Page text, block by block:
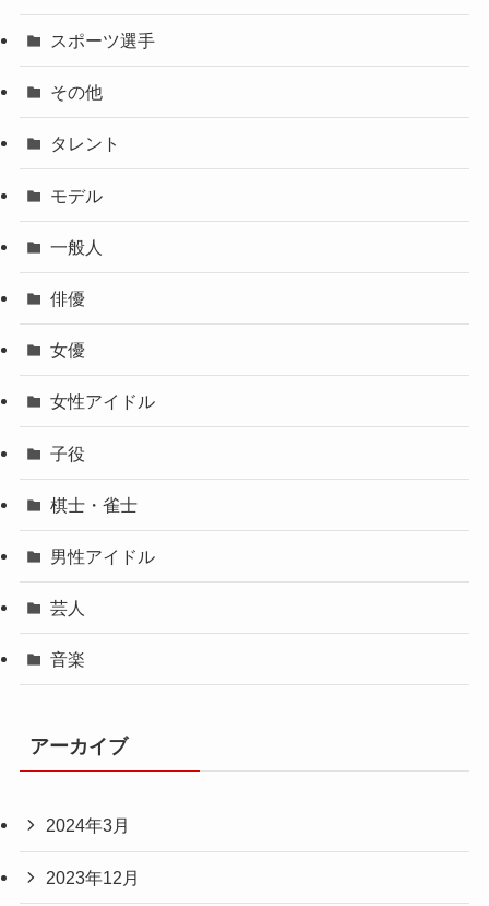
スポーツ選手
その他
タレント
モデル
一般人
俳優
女優
女性アイドル
子役
棋士・雀士
男性アイドル
芸人
音楽
アーカイブ
2024年3月
2023年12月